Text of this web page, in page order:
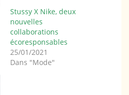
Stussy X Nike, deux
nouvelles
collaborations
écoresponsables
25/01/2021
Dans "Mode"